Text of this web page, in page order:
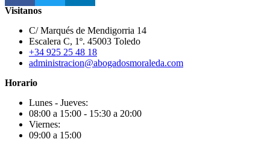
Visitanos
C/ Marqués de Mendigorria 14
Escalera C, 1º. 45003 Toledo
+34 925 25 48 18
administracion@abogadosmoraleda.com
Horario
Lunes - Jueves:
08:00 a 15:00 - 15:30 a 20:00
Viernes:
09:00 a 15:00